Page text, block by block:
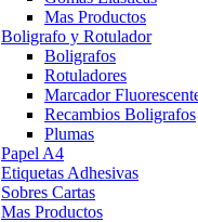
Mas Productos
Boligrafo y Rotulador
Boligrafos
Rotuladores
Marcador
Recambios Boligrafos
Plumas
Papel A4
Etiquetas Adhesivas
Sobres Cartas
Mas Productos